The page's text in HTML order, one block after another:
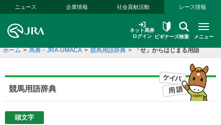
本文へ移動する
ニュース 企業情報 社会貢献活動 レース情報
ネット馬券
ログイン
ビギナーズ検索 メニュー
ホーム > 馬券・JRA-UMACA > 競馬用語辞典 > 「せ」からはじまる用語
競馬用語辞典
頭文字